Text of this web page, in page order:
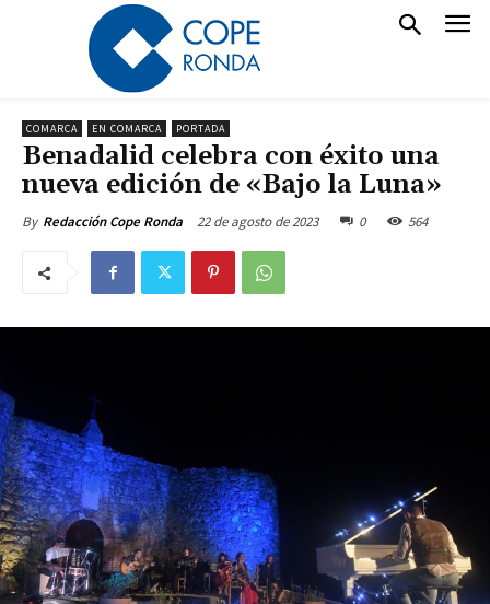
COMARCA EN COMARCA PORTADA
Benadalid celebra con éxito una
nueva edición de «Bajo la Luna»
By Redacción Cope Ronda 22 de agosto de 2023 0 564